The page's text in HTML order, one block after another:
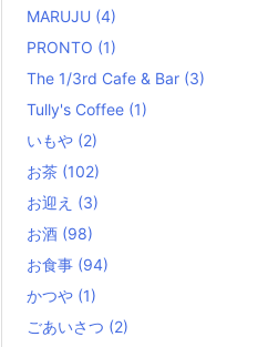
MARUJU (4)
PRONTO (1)
The 1/3rd Cafe & Bar (3)
Tully's Coffee (1)
いもや (2)
お茶 (102)
お迎え (3)
お酒 (98)
お食事 (94)
かつや (1)
ごあいさつ (2)